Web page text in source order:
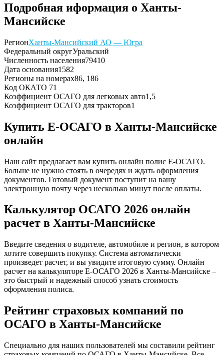
Подробная иформация о Ханты-
Мансийске
РегионХанты-Мансийский АО — Югра
Федеральный округУральский
Численность населения79410
Дата основания1582
Регионы на номерах86, 186
Код ОКАТО 71
Коэффициент ОСАГО для легковых авто1,5
Коэффициент ОСАГО для тракторов1
Купить Е-ОСАГО в Ханты-Мансийске
онлайн
Наш сайт предлагает вам купить онлайн полис Е-ОСАГО.
Больше не нужно стоять в очередях и ждать оформления
документов. Готовый документ поступит на вашу
электронную почту через несколько минут после оплаты.
Калькулятор ОСАГО 2026 онлайн
расчет в Ханты-Мансийске
Введите сведения о водителе, автомобиле и регион, в котором
хотите совершить покупку. Система автоматически
произведет расчет, и вы увидите итоговую сумму. Онлайн
расчет на калькуляторе Е-ОСАГО 2026 в Ханты-Мансийске –
это быстрый и надежный способ узнать стоимость
оформления полиса.
Рейтинг страховых компаний по
ОСАГО в Ханты-Мансийске
Специально для наших пользователей мы составили рейтинг